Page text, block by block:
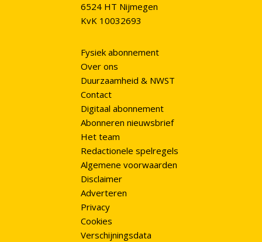
6524 HT Nijmegen
KvK 10032693
Fysiek abonnement
Over ons
Duurzaamheid & NWST
Contact
Digitaal abonnement
Abonneren nieuwsbrief
Het team
Redactionele spelregels
Algemene voorwaarden
Disclaimer
Adverteren
Privacy
Cookies
Verschijningsdata